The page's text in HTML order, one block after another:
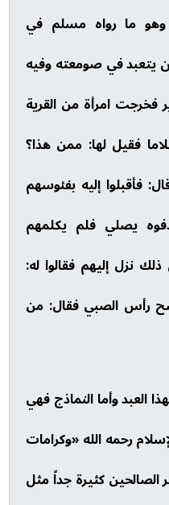
وهو ما رواه مسلم في
يتعبد في صومعته وفيه
امرأة من القرية
فقيل لها: ممن هذا؟
إليه بفئوسهم
يصلي فلم يكلمهم
نزل إليهم فقالوا له:
رأس الصبي فقال: من
العبد وأما النماذج فهي
رحمه الله «وكرامات
الصالحين كثيرة جداً مثل